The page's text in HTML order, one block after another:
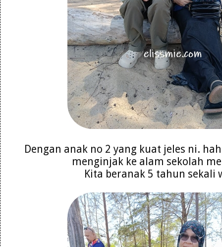
Dengan anak no 2 yang kuat jeles ni.
menginjak ke alam sekolah
Kita beranak 5 tahun sekali